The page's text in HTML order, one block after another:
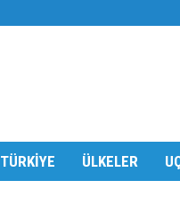
TÜRKIYE ÜLKELER